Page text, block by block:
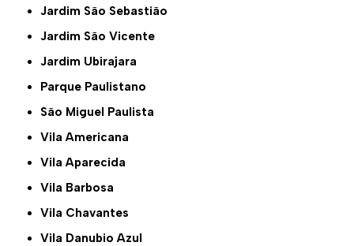
Jardim São Sebastião
Jardim São Vicente
Jardim Ubirajara
Parque Paulistano
São Miguel Paulista
Vila Americana
Vila Aparecida
Vila Barbosa
Vila Chavantes
Vila Danubio Azul